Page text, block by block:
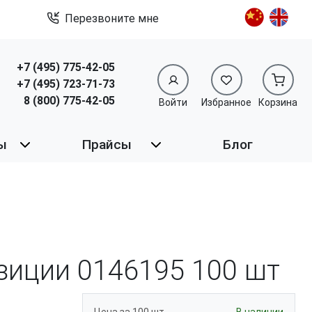
Перезвоните мне
+7 (495) 775-42-05
+7 (495) 723-71-73
8 (800) 775-42-05
Войти Избранное Корзина
Прайсы Блог
0146195 100 шт